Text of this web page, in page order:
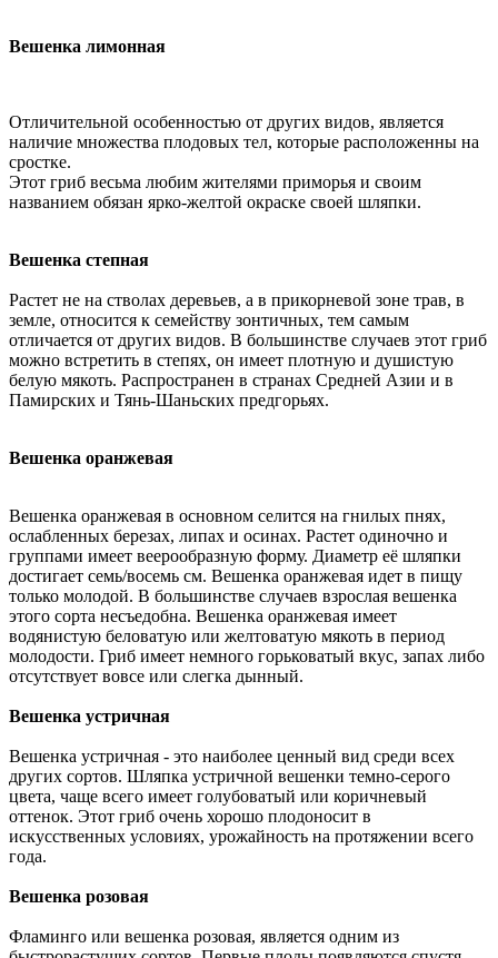
Вешенка лимонная
Отличительной особенностью от других видов, является
наличие множества плодовых тел, которые расположенны на
сростке.
Этот гриб весьма любим жителями приморья и своим
названием обязан ярко-желтой окраске своей шляпки.
Вешенка степная
Растет не на стволах деревьев, а в прикорневой зоне трав, в
земле, относится к семейству зонтичных, тем самым
отличается от других видов. В большинстве случаев этот гриб
можно встретить в степях, он имеет плотную и душистую
белую мякоть. Распространен в странах Средней Азии и в
Памирских и Тянь-Шаньских предгорьях.
Вешенка оранжевая
Вешенка оранжевая в основном селится на гнилых пнях,
ослабленных березах, липах и осинах. Растет одиночно и
группами имеет веерообразную форму. Диаметр её шляпки
достигает семь/восемь см. Вешенка оранжевая идет в пищу
только молодой. В большинстве случаев взрослая вешенка
этого сорта несъедобна. Вешенка оранжевая имеет
водянистую беловатую или желтоватую мякоть в период
молодости. Гриб имеет немного горьковатый вкус, запах либо
отсутствует вовсе или слегка дынный.
Вешенка устричная
Вешенка устричная - это наиболее ценный вид среди всех
других сортов. Шляпка устричной вешенки темно-серого
цвета, чаще всего имеет голубоватый или коричневый
оттенок. Этот гриб очень хорошо плодоносит в
искусственных условиях, урожайность на протяжении всего
года.
Вешенка розовая
Фламинго или вешенка розовая, является одним из